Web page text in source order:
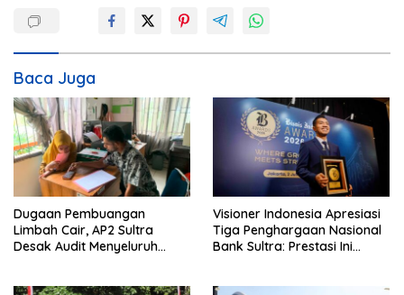
s
i
p
o
s
Baca Juga
Dugaan Pembuangan
Limbah Cair, AP2 Sultra
Desak Audit Menyeluruh
Visioner Indonesia Apresiasi
Tiga Penghargaan Nasional
Bank Sultra: Prestasi Ini